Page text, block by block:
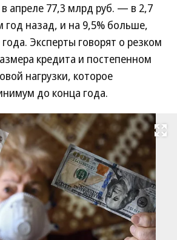
апреле 77,3 млрд руб. — в 2,7
год назад, и на 9,5% больше,
Эксперты говорят о резком
кредита и постепенном
нагрузки, которое
до конца года.
Развернуть